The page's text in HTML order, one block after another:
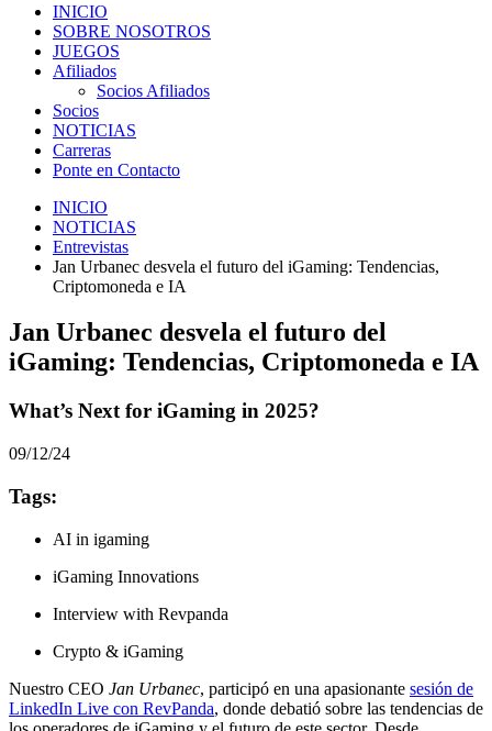
INICIO
SOBRE NOSOTROS
JUEGOS
Afiliados
Socios Afiliados
Socios
NOTICIAS
Carreras
Ponte en Contacto
INICIO
NOTICIAS
Entrevistas
Jan Urbanec desvela el futuro del iGaming: Tendencias,
Criptomoneda e IA
Jan Urbanec desvela el futuro del
iGaming: Tendencias, Criptomoneda e IA
What’s Next for iGaming in 2025?
09/12/24
Tags:
AI in igaming
iGaming Innovations
Interview with Revpanda
Crypto & iGaming
Nuestro CEO Jan Urbanec, participó en una apasionante sesión de
LinkedIn Live con RevPanda, donde debatió sobre las tendencias de